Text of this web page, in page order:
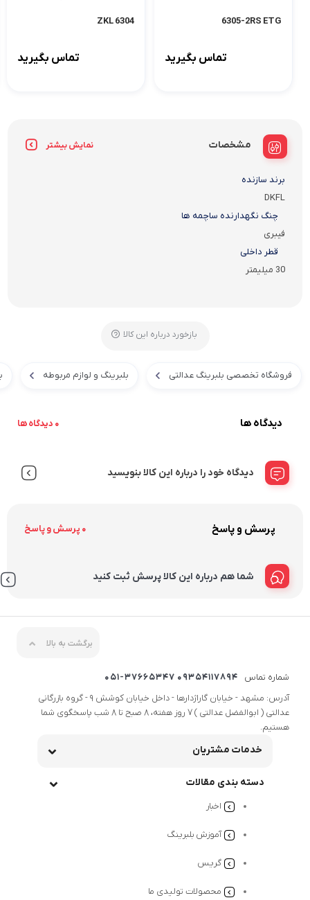
6305-2RS ETG
تماس بگیرید
6304 ZKL
تماس بگیرید
مشخصات نمایش بیشتر
برند سازنده
DKFL
چنگ نگهدارنده ساچمه ها
فیبری
قطر داخلی
30 میلیمتر
بازخورد درباره این کالا
فروشگاه تخصصی بلبرینگ عدالتی بلبرینگ و لوازم مربوطه
دیدگاه ها 0 دیدگاه ها
دیدگاه خود را درباره این کالا بنویسید
پرسش و پاسخ 0 پرسش و پاسخ
شما هم درباره این کالا پرسش ثبت کنید
برگشت به بالا
شماره تماس
09354117894 051-37665347
آدرس: مشهد - خیابان گاراژدارها - داخل خیابان کوشش 9 - گروه بازرگانی
عدالتی ( ابوالفضل عدالتی ) 7 روز هفته، 8 صبح تا 8 شب پاسخگوی شما
هستیم.
خدمات مشتریان
دسته بندی مقالات
اخبار
آموزش بلبرینگ
گریس
محصولات تولیدی ما